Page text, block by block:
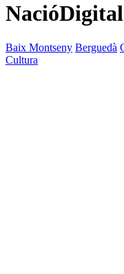
NacióDigital
Baix Montseny Berguedà
Cultura